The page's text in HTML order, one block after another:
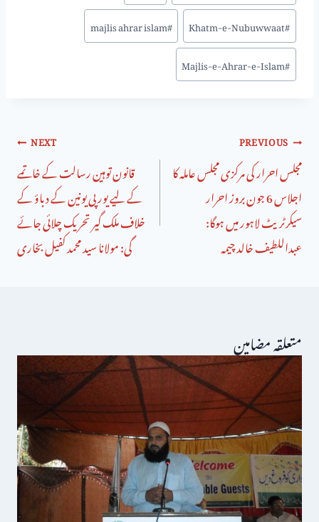
#
Khatm-e-Nubuwwaat
#
majlis ahrar islam
#
Majlis-e-Ahrar-e-Islam
PREVIOUS
مجلس احرار کی مرکزی مجلس عاملہ کا
اجلاس 6 جون بروز احرار
سیکرٹریٹ لاہور میں ہوگا:
عبداللطیف خالد چیمہ
NEXT
قانون توہین رسالت کے خاتمے
کے لیے یورپی یونین کے دباؤ کے
خلاف ملک گیر تحریک چلائی جائے
گی: مولانا سید محمد کفیل بخاری
متعلقہ مضامین